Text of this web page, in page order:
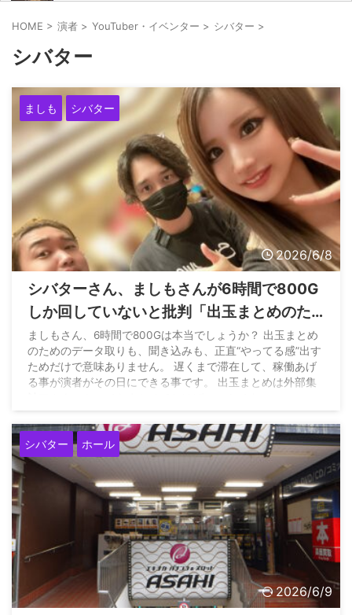
MGM鈴鹿来店予定の女性演者が遅刻→シバターさ
んと店長の演者同席飲み会や演者来店の意義議論...
フォロワー1万人以上の女性演者さん、アテンド無
しで実戦するも誰からも声をかけられず来店業務...
マルハンが現役パチプロを来店演者として使うこ
との是非を当人とホール関係者がリプバトルへ
SAO夜空のフェアスタートってボーダーほど回ら
ないのによく打つよな
パチ屋さん「コンプリート後に電源入れ直したら
遊戯が続行可能なのか検証してみました」←案の
定...
HOME > 演者 > YouTuber・イベンター > シバター >
シバター
ましも シバター
2026/6/8
シバターさん、ましもさんが6時間で800G
しか回していないと批判「出玉まとめのた
めのデータ取りも、聞き込みも、正直“やっ
てる感”出すためだけで意味ありません」
ましもさん、6時間で800Gは本当でしょうか？ 出玉まとめ
のためのデータ取りも、聞き込みも、正直“やってる感”出す
ためだけで意味ありません。 遅くまで滞在して、稼働あげ
る事が演者がその日にできる事です。 出玉まとめは外部集
(@pwshibatarzz) June 8, 2026
シバター ホール
2026/6/9